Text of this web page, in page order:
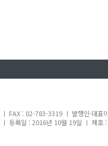
FAX : 02-783-3319 ㅣ 발행인·대표
등록일 : 2016년 10월 19일 ㅣ 제호